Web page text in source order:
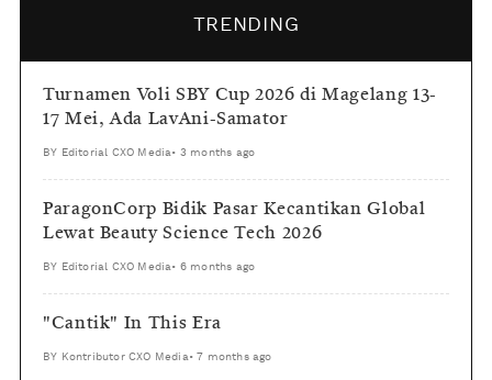
TRENDING
Turnamen Voli SBY Cup 2026 di Magelang 13-
17 Mei, Ada LavAni-Samator
BY Editorial CXO Media • 3 months ago
ParagonCorp Bidik Pasar Kecantikan Global
Lewat Beauty Science Tech 2026
BY Editorial CXO Media • 6 months ago
"Cantik" In This Era
BY Kontributor CXO Media •7 months ago